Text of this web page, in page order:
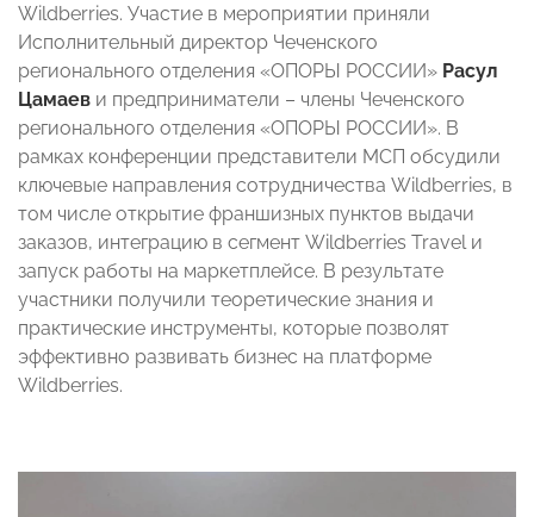
Wildberries. Участие в мероприятии приняли
Исполнительный директор Чеченского
регионального отделения «ОПОРЫ РОССИИ» Расул
Цамаев и предприниматели – члены Чеченского
регионального отделения «ОПОРЫ РОССИИ». В
рамках конференции представители МСП обсудили
ключевые направления сотрудничества Wildberries, в
том числе открытие франшизных пунктов выдачи
заказов, интеграцию в сегмент Wildberries Travel и
запуск работы на маркетплейсе. В результате
участники получили теоретические знания и
практические инструменты, которые позволят
эффективно развивать бизнес на платформе
Wildberries.